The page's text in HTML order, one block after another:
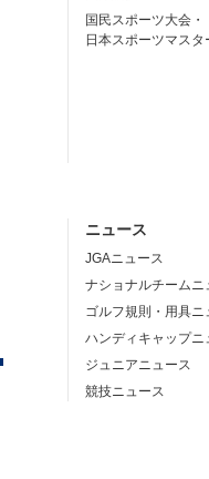
国民スポーツ大会・
日本スポーツマスタ
ニュース
JGAニュース
ナショナルチームニ
ゴルフ規則・用具ニ
ハンディキャップニ
ジュニアニュース
競技ニュース